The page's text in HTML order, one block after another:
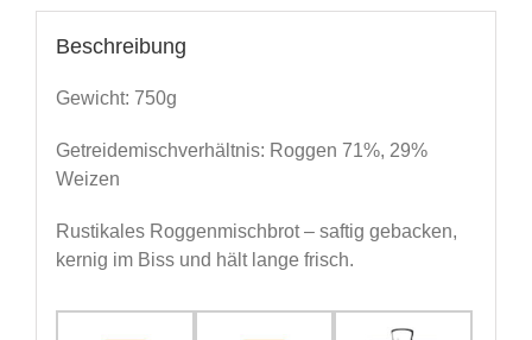
Beschreibung
Gewicht: 750g
Getreidemischverhältnis: Roggen 71%, 29%
Weizen
Rustikales Roggenmischbrot – saftig gebacken,
kernig im Biss und hält lange frisch.